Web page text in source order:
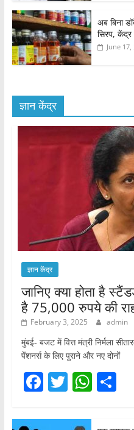
अब बिना
सिरप,
June 17,
ज्ञान केंद्र
ज्ञान केंद्र
जानिए क्या होता है
है 75,000 रुपये की
February 3, 2025 admin
मुंबई- बजट में वित्त मंत्री निर्मला
पेंशनर्स के लिए पुराने और नए दोनों
F
c
T
itt
W S